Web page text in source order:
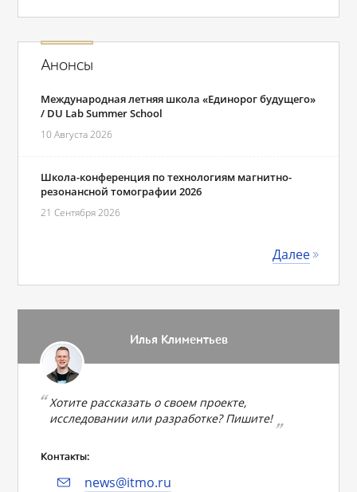
Анонсы
Международная летняя школа «Единорог будущего»
/ DU Lab Summer School
10 Августа 2026
Школа-конференция по технологиям магнитно-
резонансной томографии 2026
21 Сентября 2026
Далее
Илья Климентьев
Хотите рассказать о своем проекте,
исследовании или разработке? Пишите!
Контакты:
news@itmo.ru